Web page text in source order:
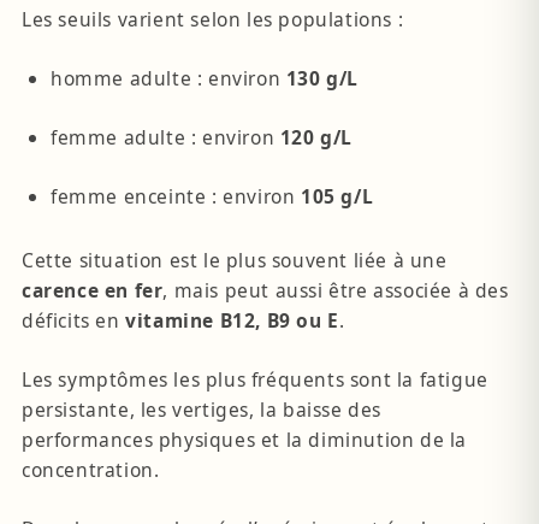
Les seuils varient selon les populations :
homme adulte : environ 130 g/L
femme adulte : environ 120 g/L
femme enceinte : environ 105 g/L
Cette situation est le plus souvent liée à une
carence en fer, mais peut aussi être associée à des
déficits envitamine B12, B9 ou E.
Les symptômes les plus fréquents sont la fatigue
persistante, les vertiges, la baisse des
performances physiques et la diminution de la
concentration.